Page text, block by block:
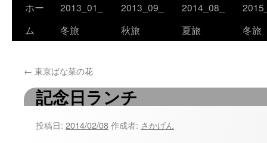
コ
ン
ツ
ホー
ム
2013_01_
冬旅
2013_09_
秋旅
2014_08_
夏旅
冬旅
← 東京ばな菜の花
記念日ランチ
投稿日: 2014/02/08作成者: さかげん